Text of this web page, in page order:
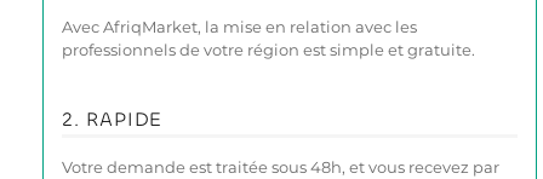
Avec AfriqMarket, la mise en relation avec les
professionnels de votre région est simple et gratuite.
2. RAPIDE
Votre demande est traitée sous 48h, et vous recevez par